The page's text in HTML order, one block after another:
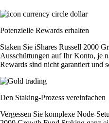
Potenzielle Rewards erhalten
Staken Sie iShares Russell 2000
Ausschüttungen auf Ihr Konto, je
Rewards sind nicht garantiert und
Den Staking-Prozess vereinfachen
Vergessen Sie komplexe Node-